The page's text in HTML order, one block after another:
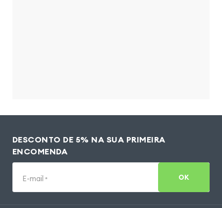
DESCONTO DE 5% NA SUA PRIMEIRA
ENCOMENDA
E-mail * OK